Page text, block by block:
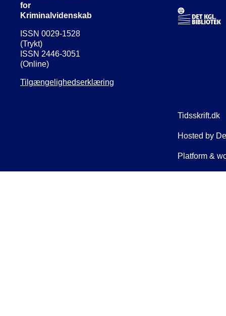
for
Kriminalvidenskab
ISSN 0029-1528
(Trykt)
ISSN 2446-3051
(Online)
Tilgængelighedserklæring